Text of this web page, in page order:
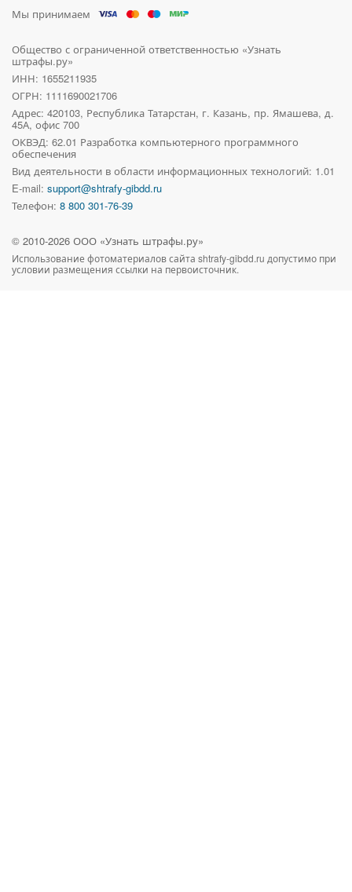
Общество с ограниченной ответственностью «Узнать
штрафы.ру»
ИНН: 1655211935
ОГРН: 1111690021706
Адрес: 420103, Республика Татарстан, г. Казань, пр. Ямашева, д.
45А, офис 700
ОКВЭД: 62.01 Разработка компьютерного программного
обеспечения
Вид деятельности в области информационных технологий: 1.01
E-mail: support@shtrafy-gibdd.ru
Телефон: 8 800 301-76-39
Мы принимаем
© 2010-2026 ООО «Узнать штрафы.ру»
Использование фотоматериалов сайта shtrafy-gibdd.ru допустимо при
условии размещения ссылки на первоисточник.